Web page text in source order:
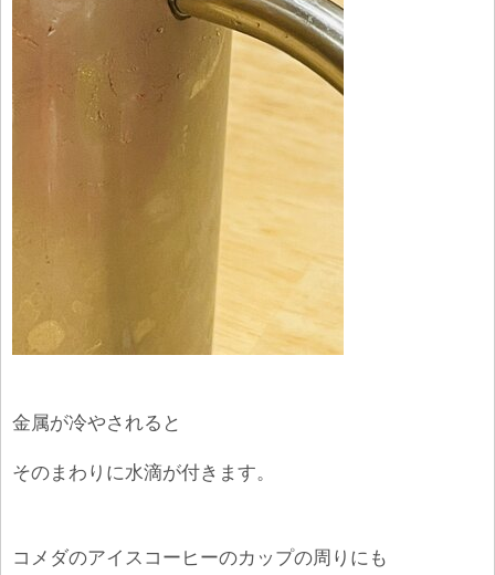
金属が冷やされると
そのまわりに水滴が付きます。
コメダのアイスコーヒーのカップの周りにも